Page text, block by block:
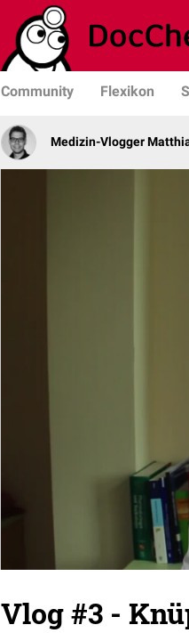
Community Flexikon
Medizin-Vlogger
Vlog #3 -